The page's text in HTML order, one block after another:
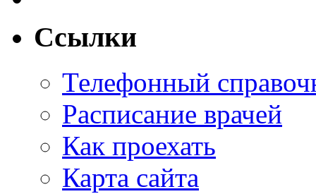
Ссылки
Телефонный
Расписание врачей
Как проехать
Карта сайта